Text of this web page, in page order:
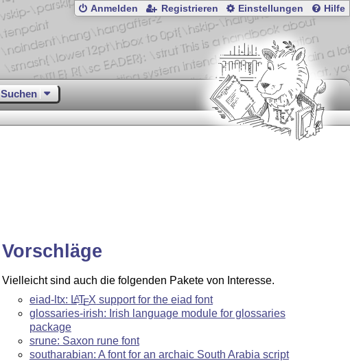
Anmelden Registrieren Einstellungen Hilfe
Suchen
Vorschläge
Vielleicht sind auch die folgenden Pakete von Interesse.
eiad-ltx: LATEX support for the eiad font
glossaries-irish: Irish language module for glossaries
package
srune: Saxon rune font
southarabian: A font for an archaic South Arabia script